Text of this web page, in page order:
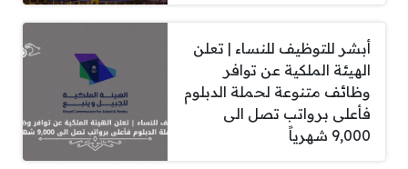
أبشر للتوظيف للنساء | تعلن
الهيئة الملكية عن توافر
وظائف متنوعة لحملة الدبلوم
فأعلى برواتب تصل الى
9,000 شهرياً